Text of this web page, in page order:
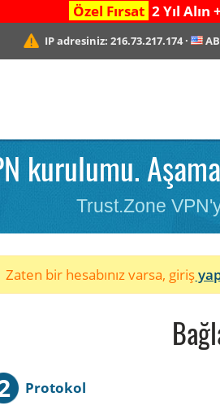
Özel Fırsat 2 Yıl Alın
IP adresiniz:216.73.217.174·
kurulumu.
Trust.Zone
Zaten bir hesabınız varsa, giriş
Protokol